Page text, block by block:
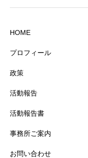
HOME
プロフィール
政策
活動報告
活動報告書
事務所ご案内
お問い合わせ